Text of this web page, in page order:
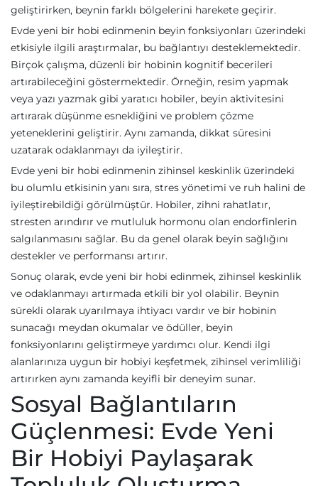
geliştirirken, beynin farklı bölgelerini harekete geçirir.
Evde yeni bir hobi edinmenin beyin fonksiyonları üzerindeki
etkisiyle ilgili araştırmalar, bu bağlantıyı desteklemektedir.
Birçok çalışma, düzenli bir hobinin kognitif becerileri
artırabileceğini göstermektedir. Örneğin, resim yapmak
veya yazı yazmak gibi yaratıcı hobiler, beyin aktivitesini
artırarak düşünme esnekliğini ve problem çözme
yeteneklerini geliştirir. Aynı zamanda, dikkat süresini
uzatarak odaklanmayı da iyileştirir.
Evde yeni bir hobi edinmenin zihinsel keskinlik üzerindeki
bu olumlu etkisinin yanı sıra, stres yönetimi ve ruh halini de
iyileştirebildiği görülmüştür. Hobiler, zihni rahatlatır,
stresten arındırır ve mutluluk hormonu olan endorfinlerin
salgılanmasını sağlar. Bu da genel olarak beyin sağlığını
destekler ve performansı artırır.
Sonuç olarak, evde yeni bir hobi edinmek, zihinsel keskinlik
ve odaklanmayı artırmada etkili bir yol olabilir. Beynin
sürekli olarak uyarılmaya ihtiyacı vardır ve bir hobinin
sunacağı meydan okumalar ve ödüller, beyin
fonksiyonlarını geliştirmeye yardımcı olur. Kendi ilgi
alanlarınıza uygun bir hobiyi keşfetmek, zihinsel verimliliği
artırırken aynı zamanda keyifli bir deneyim sunar.
Sosyal Bağlantıların
Güçlenmesi: Evde Yeni
Bir Hobiyi Paylaşarak